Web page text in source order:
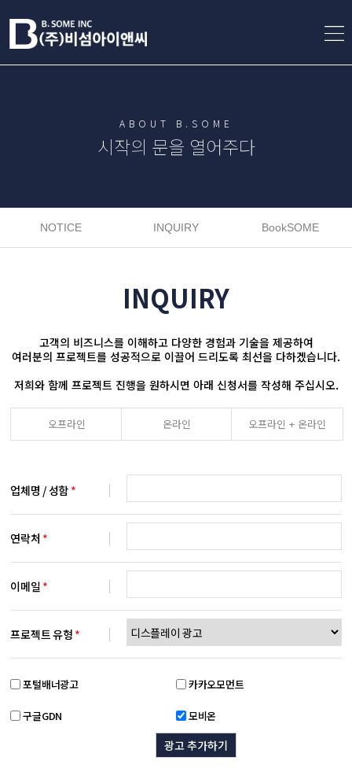
ABOUT B.SOME
시작의 문을 열어주다
NOTICE INQUIRY BookSOME
INQUIRY
고객의 비즈니스를 이해하고 다양한 경험과 기술을 제공하여
여러분의 프로젝트를 성공적으로 이끌어 드리도록 최선을 다하겠습니다.
저희와 함께 프로젝트 진행을 원하시면 아래 신청서를 작성해 주십시오.
오프라인 온라인 오프라인 + 온라인
업체명 / 성함 *
연락처 *
이메일 *
프로젝트 유형 *
포털배너광고 카카오모먼트
구글GDN 모비온
광고 추가하기